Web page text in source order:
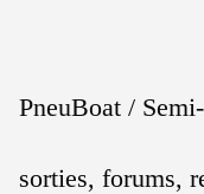
PneuBoat /
sorties, forums,